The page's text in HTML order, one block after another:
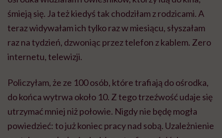
śmieją się. Ja też kiedyś tak chodziłam z rodzicami. A
teraz widywałam ich tylko raz w miesiącu, słyszałam
raz na tydzień, dzwoniąc przez telefon z kablem. Zero
internetu, telewizji.
Policzyłam, że ze 100 osób, które trafiają do ośrodka,
do końca wytrwa około 10. Z tego trzeźwość udaje się
utrzymać mniej niż połowie. Nigdy nie będę mogła
powiedzieć: to już koniec pracy nad sobą. Uzależnienie